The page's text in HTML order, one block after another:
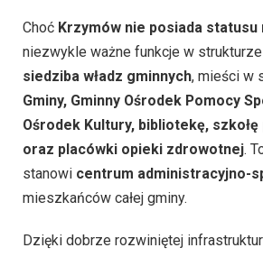
Choć Krzymów nie posiada statusu
niezwykle ważne funkcje w
siedziba władz gminnych, mieści w
Gminy, Gminny Ośrodek Pomocy
Ośrodek Kultury, bibliotekę,
oraz placówki opieki zdrowotnej.
stanowi centrum administracyjno-
mieszkańców całej gminy.
Dzięki dobrze rozwiniętej